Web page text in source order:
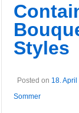
Styles
Posted on 18.
Sommer